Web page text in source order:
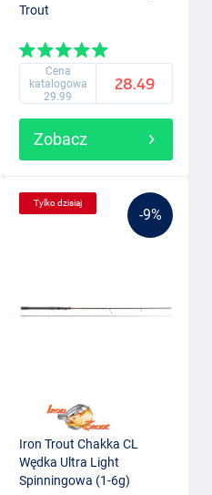
Trout
Cena
katalogowa
29.99
28.49
Zobacz
-9%
Tylko dzisiaj
Iron Trout Chakka CL
Wędka Ultra Light
Spinningowa (1-6g)